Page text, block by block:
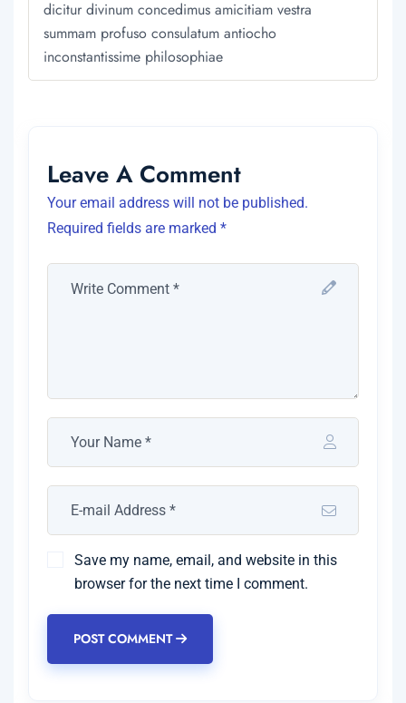
dicitur divinum concedimus amicitiam vestra
summam profuso consulatum antiocho
inconstantissime philosophiae
Leave A Comment
Your email address will not be published.
Required fields are marked *
Save my name, email, and website in this
browser for the next time I comment.
POST COMMENT